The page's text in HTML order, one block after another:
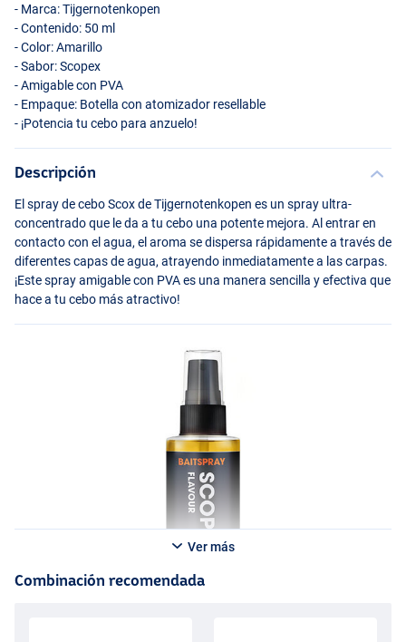
- Marca: Tijgernotenkopen
- Contenido: 50 ml
- Color: Amarillo
- Sabor: Scopex
- Amigable con PVA
- Empaque: Botella con atomizador resellable
- ¡Potencia tu cebo para anzuelo!
Descripción
El spray de cebo Scox de Tijgernotenkopen es un spray ultra-
concentrado que le da a tu cebo una potente mejora. Al entrar en
contacto con el agua, el aroma se dispersa rápidamente a través de
diferentes capas de agua, atrayendo inmediatamente a las carpas.
¡Este spray amigable con PVAes una manera sencilla y efectiva que
hace a tu cebo más atractivo!
Ver más
Combinación recomendada